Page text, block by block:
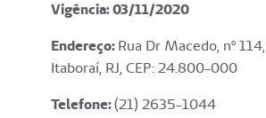
Vigência: 03/11/2020
Endereço:Rua Dr Macedo, nº
Itaboraí, RJ, CEP: 24.800-000
Telefone:(21) 2635-1044